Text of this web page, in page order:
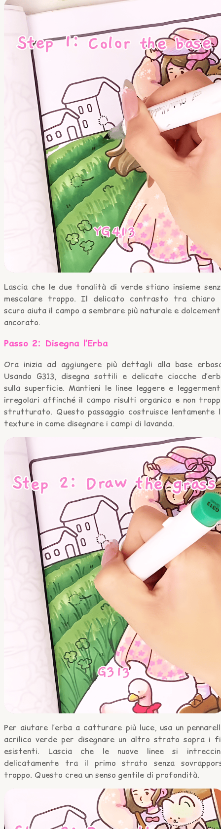
Lascia che le due tonalità di verde stiano insieme
mescolare troppo. Il delicato contrasto tra chiaro
scuro aiuta il campo a sembrare più naturale e
ancorato.
Passo 2: Disegna l’Erba
Ora inizia ad aggiungere più dettagli alla base
Usando G313, disegna sottili e delicate ciocche
sulla superficie. Mantieni le linee leggere e
irregolari affinché il campo risulti organico e non
strutturato. Questo passaggio costruisce lentamente
texture in come disegnare i campi di lavanda.
Per aiutare l’erba a catturare più luce, usa un
acrilico verde per disegnare un altro strato sopra i
esistenti. Lascia che le nuove linee si
delicatamente tra il primo strato senza
troppo. Questo crea un senso gentile di profondità.